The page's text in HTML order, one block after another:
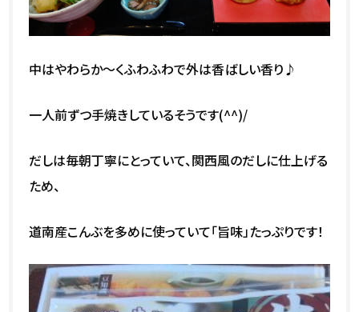
中はやわらか～くふわふわで外は香ばしい香り♪
一人前ずつ手焼きしているそうです(^^)/
だしは毎朝丁寧にとっていて、関西風のだしに仕上げる
ため、
道南産こんぶを多めに使っていて「旨味」たっぷりです！